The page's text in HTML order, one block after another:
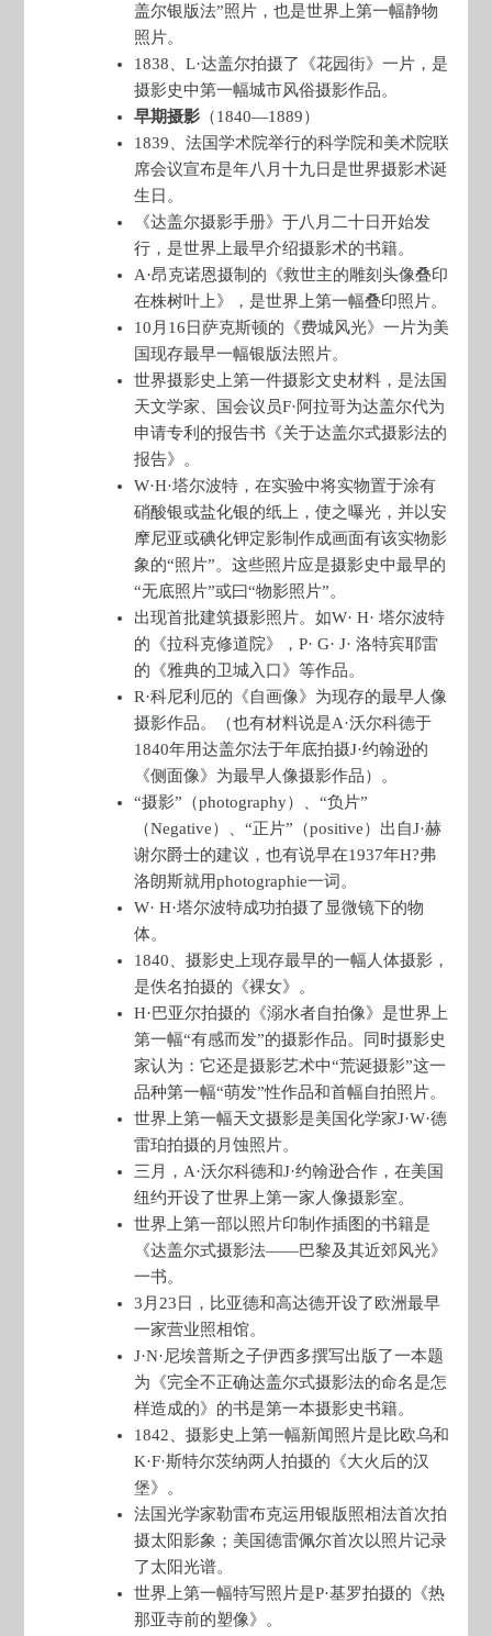
盖尔银版法”照片，也是世界上第一幅静物
照片。
1838、L·达盖尔拍摄了《花园街》一片，是
摄影史中第一幅城市风俗摄影作品。
早期摄影 （1840—1889）
1839、法国学术院举行的科学院和美术院联
席会议宣布是年八月十九日是世界摄影术诞
生日。
《达盖尔摄影手册》于八月二十日开始发
行，是世界上最早介绍摄影术的书籍。
A·昂克诺恩摄制的《救世主的雕刻头像叠印
在株树叶上》，是世界上第一幅叠印照片。
10月16日萨克斯顿的《费城风光》一片为美
国现存最早一幅银版法照片。
世界摄影史上第一件摄影文史材料，是法国
天文学家、国会议员F·阿拉哥为达盖尔代为
申请专利的报告书《关于达盖尔式摄影法的
报告》。
W·H·塔尔波特，在实验中将实物置于涂有
硝酸银或盐化银的纸上，使之曝光，并以安
摩尼亚或碘化钾定影制作成画面有该实物影
象的“照片”。这些照片应是摄影史中最早的
“无底照片”或曰“物影照片”。
出现首批建筑摄影照片。如W· H· 塔尔波特
的《拉科克修道院》，P· G· J· 洛特宾耶雷
的《雅典的卫城入口》等作品。
R·科尼利厄的《自画像》为现存的最早人像
摄影作品。（也有材料说是A·沃尔科德于
1840年用达盖尔法于年底拍摄J·约翰逊的
《侧面像》为最早人像摄影作品）。
“摄影”（photography）、“负片”
（Negative）、“正片”（positive）出自J·赫
谢尔爵士的建议，也有说早在1937年H?弗
洛朗斯就用photographie一词。
W· H·塔尔波特成功拍摄了显微镜下的物
体。
1840、摄影史上现存最早的一幅人体摄影，
是佚名拍摄的《裸女》。
H·巴亚尔拍摄的《溺水者自拍像》是世界上
第一幅“有感而发”的摄影作品。同时摄影史
家认为：它还是摄影艺术中“荒诞摄影”这一
品种第一幅“萌发”性作品和首幅自拍照片。
世界上第一幅天文摄影是美国化学家J·W·德
雷珀拍摄的月蚀照片。
三月，A·沃尔科德和J·约翰逊合作，在美国
纽约开设了世界上第一家人像摄影室。
世界上第一部以照片印制作插图的书籍是
《达盖尔式摄影法——巴黎及其近郊风光》
一书。
3月23日，比亚德和高达德开设了欧洲最早
一家营业照相馆。
J·N·尼埃普斯之子伊西多撰写出版了一本题
为《完全不正确达盖尔式摄影法的命名是怎
样造成的》的书是第一本摄影史书籍。
1842、摄影史上第一幅新闻照片是比欧乌和
K·F·斯特尔茨纳两人拍摄的《大火后的汉
堡》。
法国光学家勒雷布克运用银版照相法首次拍
摄太阳影象；美国德雷佩尔首次以照片记录
了太阳光谱。
世界上第一幅特写照片是P·基罗拍摄的《热
那亚寺前的塑像》。